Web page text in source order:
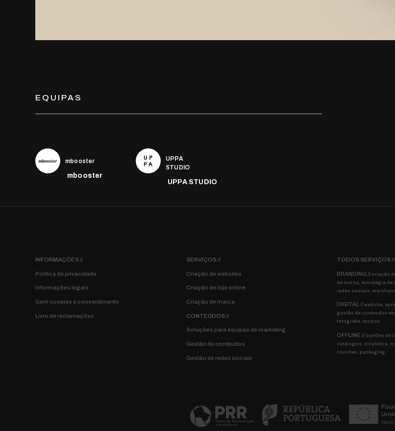
EQUIPAS
mbooster
mbooster
UPPA
STUDIO
UPPA STUDIO
INFORMAÇÕES //
Política de privacidade
Informações legais
Gerir cookies e consentimento
Livro de reclamações
SERVIÇOS //
Criação de websites
Criação de loja online
Criação de marca
CONTEÚDOS //
Soluções para equipas de marketing
Gestão de conteúdos
Gestão de redes sociais
TODOS SERVIÇOS //
BRANDING // criação
de marca, estratégia
redes sociais,
DIGITAL // website,
gestão de conteudos
fotografia, motion
OFFLINE // cartões de
catálogos, sinalética,
convites, packaging